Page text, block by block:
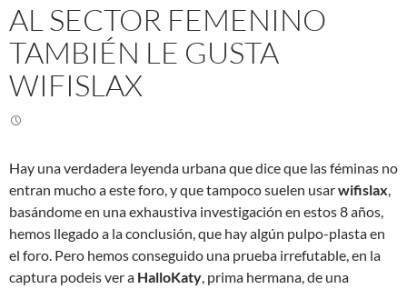
AL SECTOR FEMENINO
TAMBIÉN LE GUSTA
WIFISLAX
Hay una verdadera leyenda urbana que dice que las féminas no
entran mucho a este foro, y que tampoco suelen usarwifislax,
basándome en una exhaustiva investigación en estos 8 años,
hemos llegado a la conclusión, que hay algún pulpo-plasta en
el foro. Pero hemos conseguido una prueba irrefutable, en la
captura podeis ver a HalloKaty, prima hermana, de una